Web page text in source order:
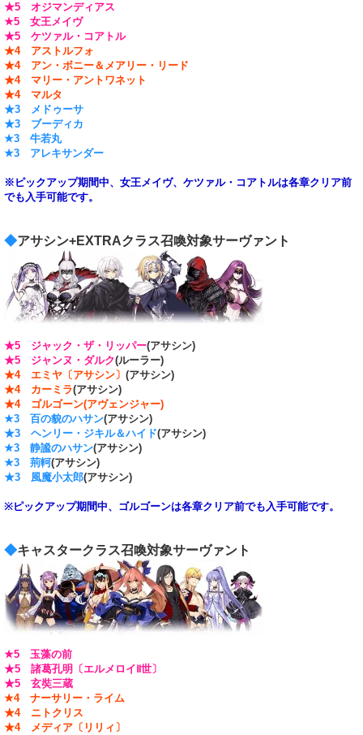
★5 オジマンディアス
★5 女王メイヴ
★5 ケツァル・コアトル
★4 アストルフォ
★4 アン・ボニー＆メアリー・リード
★4 マリー・アントワネット
★4 マルタ
★3 メドゥーサ
★3 ブーディカ
★3 牛若丸
★3 アレキサンダー
※ピックアップ期間中、女王メイヴ、ケツァル・コアトルは各章クリア前
でも入手可能です。
◆アサシン+EXTRAクラス召喚対象サーヴァント
★5 ジャック・ザ・リッパー(アサシン)
★5 ジャンヌ・ダルク(ルーラー)
★4 エミヤ〔アサシン〕 (アサシン)
★4 カーミラ(アサシン)
★4 ゴルゴーン(アヴェンジャー)
★3 百の貌のハサン(アサシン)
★3 ヘンリー・ジキル＆ハイド(アサシン)
★3 静謐のハサン(アサシン)
★3 荊軻(アサシン)
★3 風魔小太郎(アサシン)
※ピックアップ期間中、ゴルゴーンは各章クリア前でも入手可能です。
◆キャスタークラス召喚対象サーヴァント
★5 玉藻の前
★5 諸葛孔明〔エルメロイⅡ世〕
★5 玄奘三蔵
★4 ナーサリー・ライム
★4 ニトクリス
★4 メディア〔リリィ〕